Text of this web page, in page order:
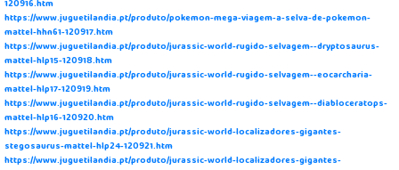
120916.htm
https://www.juguetilandia.pt/produto/pokemon-mega-viagem-a-selva-de-pokemon-
mattel-hhn61-120917.htm
https://www.juguetilandia.pt/produto/jurassic-world-rugido-selvagem--dryptosaurus-
mattel-hlp15-120918.htm
https://www.juguetilandia.pt/produto/jurassic-world-rugido-selvagem--eocarcharia-
mattel-hlp17-120919.htm
https://www.juguetilandia.pt/produto/jurassic-world-rugido-selvagem--diabloceratops-
mattel-hlp16-120920.htm
https://www.juguetilandia.pt/produto/jurassic-world-localizadores-gigantes-
stegosaurus-mattel-hlp24-120921.htm
https://www.juguetilandia.pt/produto/jurassic-world-localizadores-gigantes-